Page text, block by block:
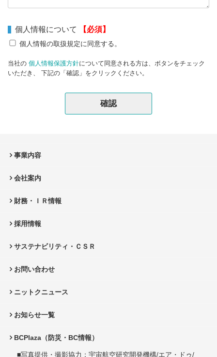
個⼈情報について 【必須】
個人情報の取扱規定に同意する。
当社の 個人情報保護方針について同意される方は、ボタンをチェック
いただき、 下記の「確認」をクリックください。
事業内容
会社案内
財務・ＩＲ情報
採用情報
サステナビリティ・ＣＳＲ
お問い合わせ
ニットクニュース
お知らせ一覧
BCPlaza（防災・BC情報）
■写真提供・撮影協力：宇宙航空研究開発機構/エア・ドゥ/